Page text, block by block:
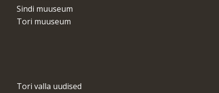
Sindi muuseum
Tori muuseum
Tori valla uudised